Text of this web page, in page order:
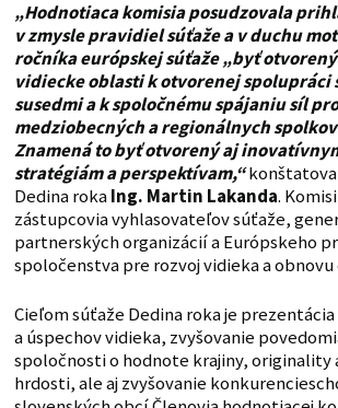
„Hodnotiaca komisia posudzovala
v zmysle pravidiel súťaže a v duchu
ročníka európskej súťaže „byť
vidiecke oblasti k otvorenej spolupráci
susedmi a k spoločnému spájaniu síl
medziobecných a regionálnych
Znamená to byť otvorený aj
stratégiám a perspektívam,“
Dedina rokaIng. Martin Lakanda.
zástupcovia vyhlasovateľov súťaže,
partnerských organizácií a Európskeho
spoločenstva pre rozvoj vidieka a obnovu
Cieľom súťaže Dedina roka je
a úspechov vidieka, zvyšovanie
spoločnosti o hodnote krajiny, originality
hrdosti, ale aj zvyšovanie